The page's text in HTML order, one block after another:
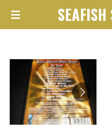
Ga
hoofdinhoud
SEAFISH